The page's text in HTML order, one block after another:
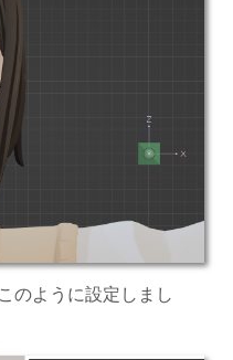
のように設定しまし